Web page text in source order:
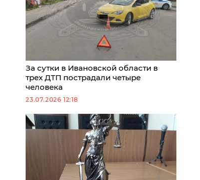
За сутки в Ивановской области в
трех ДТП пострадали четыре
человека
23.07.2026 12:18